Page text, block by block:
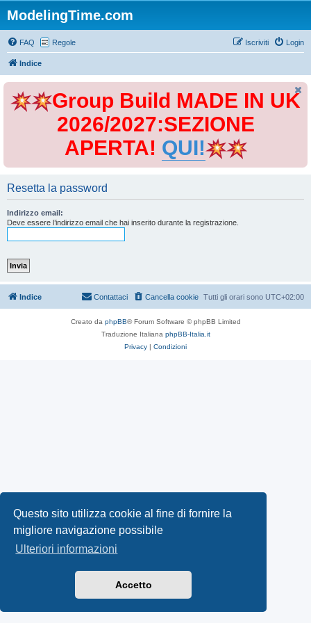
Questo sito utilizza cookie al fine di fornire la
migliore navigazione possibile
Ulteriori informazioni
Accetto
ModelingTime.com
FAQ Regole Login
Iscriviti
Indice
Group Build MADE IN UK
2026/2027:SEZIONE
APERTA! QUI!
Resetta la password
Indirizzo email:
Deve essere l’indirizzo email che hai inserito durante la registrazione.
Indice Tutti gli orari sono UTC+02:00
Cancella cookie
Contattaci
Creato da phpBB® Forum Software © phpBB Limited
Traduzione Italiana phpBB-Italia.it
Privacy | Condizioni